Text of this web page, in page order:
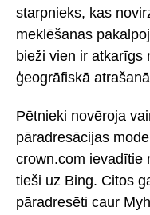
starpnieks, kas
meklēšanas
bieži vien ir atkarīgs
ģeogrāfiskā
Pētnieki novēroja
pāradresācijas
crown.com ievadītie
tieši uz Bing. Citos
pāradresēti caur